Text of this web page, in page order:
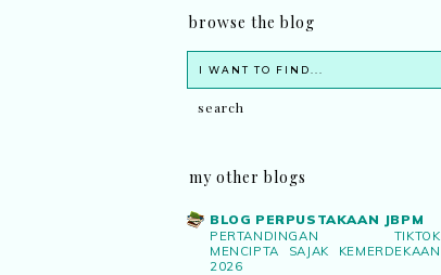
browse the blog
my other blogs
BLOG PERPUSTAKAAN JBPM
PERTANDINGAN TIKTOK
MENCIPTA SAJAK KEMERDEKAAN
2026